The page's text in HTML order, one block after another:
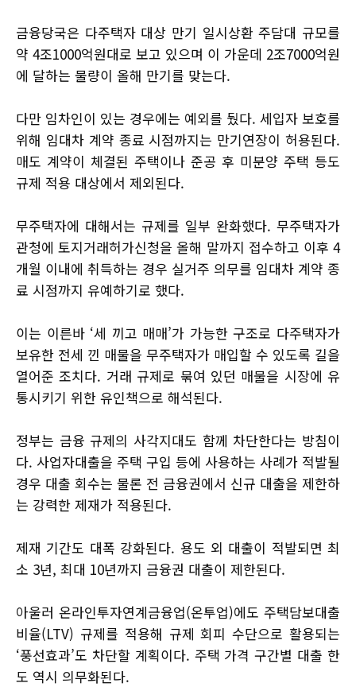
금융당국은 다주택자 대상 만기 일시상환 주담대 규모를
약 4조1000억원대로 보고 있으며 이 가운데 2조7000억원
에 달하는 물량이 올해 만기를 맞는다.
다만 임차인이 있는 경우에는 예외를 뒀다. 세입자 보호를
위해 임대차 계약 종료 시점까지는 만기연장이 허용된다.
매도 계약이 체결된 주택이나 준공 후 미분양 주택 등도
규제 적용 대상에서 제외된다.
무주택자에 대해서는 규제를 일부 완화했다. 무주택자가
관청에 토지거래허가신청을 올해 말까지 접수하고 이후 4
개월 이내에 취득하는 경우 실거주 의무를 임대차 계약 종
료 시점까지 유예하기로 했다.
이는 이른바 ‘세 끼고 매매’가 가능한 구조로 다주택자가
보유한 전세 낀 매물을 무주택자가 매입할 수 있도록 길을
열어준 조치다. 거래 규제로 묶여 있던 매물을 시장에 유
통시키기 위한 유인책으로 해석된다.
정부는 금융 규제의 사각지대도 함께 차단한다는 방침이
다. 사업자대출을 주택 구입 등에 사용하는 사례가 적발될
경우 대출 회수는 물론 전 금융권에서 신규 대출을 제한하
는 강력한 제재가 적용된다.
제재 기간도 대폭 강화된다. 용도 외 대출이 적발되면 최
소 3년, 최대 10년까지 금융권 대출이 제한된다.
아울러 온라인투자연계금융업(온투업)에도 주택담보대출
비율(LTV) 규제를 적용해 규제 회피 수단으로 활용되는
‘풍선효과’도 차단할 계획이다. 주택 가격 구간별 대출 한
도 역시 의무화된다.